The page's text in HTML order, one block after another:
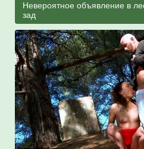
Невероятное объявление в
зад